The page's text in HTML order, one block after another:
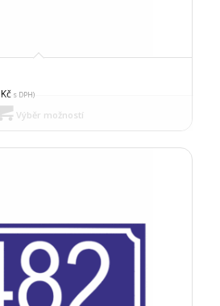
Kčs DPH)
Výběr možností